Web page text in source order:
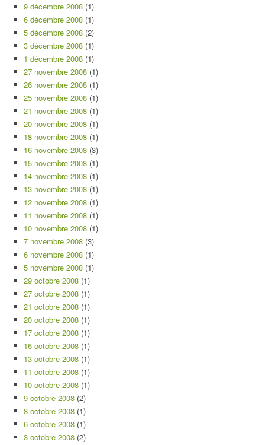
9 décembre 2008 (1)
6 décembre 2008 (1)
5 décembre 2008 (2)
3 décembre 2008 (1)
1 décembre 2008 (1)
27 novembre 2008 (1)
26 novembre 2008 (1)
25 novembre 2008 (1)
21 novembre 2008 (1)
20 novembre 2008 (1)
18 novembre 2008 (1)
16 novembre 2008 (3)
15 novembre 2008 (1)
14 novembre 2008 (1)
13 novembre 2008 (1)
12 novembre 2008 (1)
11 novembre 2008 (1)
10 novembre 2008 (1)
7 novembre 2008 (3)
6 novembre 2008 (1)
5 novembre 2008 (1)
29 octobre 2008 (1)
27 octobre 2008 (1)
21 octobre 2008 (1)
20 octobre 2008 (1)
17 octobre 2008 (1)
16 octobre 2008 (1)
13 octobre 2008 (1)
11 octobre 2008 (1)
10 octobre 2008 (1)
9 octobre 2008 (2)
8 octobre 2008 (1)
6 octobre 2008 (1)
3 octobre 2008 (2)